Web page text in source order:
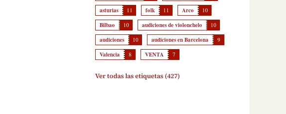
asturias 11 folk 11 Arco 10
Bilbao 10 audiciones de violonchelo 10
audiciones 10 audiciones en Barcelona 9
Valencia 8 VENTA 7
Ver todas las etiquetas (427)